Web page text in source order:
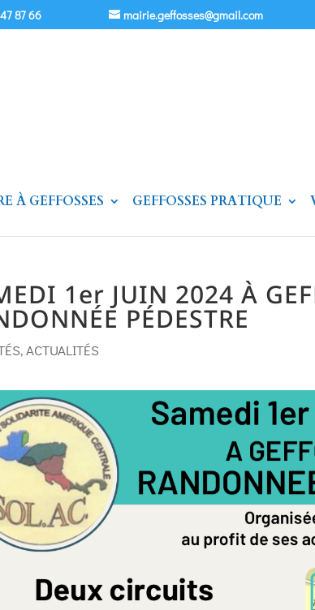
87 66 mairie.geffosses@gmail.com
À GEFFOSSES GEFFOSSES PRATIQUE
1er JUIN 2024 À
PÉDESTRE
,ACTUALITÉS